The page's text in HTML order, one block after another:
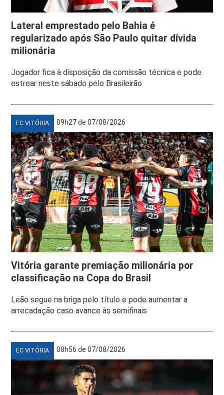
Lateral emprestado pelo Bahia é
regularizado após São Paulo quitar dívida
milionária
Jogador fica à disposição da comissão técnica e pode
estrear neste sábado pelo Brasileirão
EC VITÓRIA 09h27 de 07/08/2026
Vitória garante premiação milionária por
classificação na Copa do Brasil
Leão segue na briga pelo título e pode aumentar a
arrecadação caso avance às semifinais
EC VITÓRIA 08h56 de 07/08/2026